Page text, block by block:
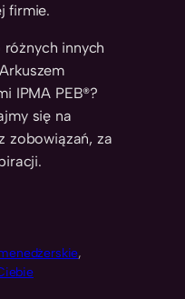
firmie.
innych
IPMA PEB®?
się na
zobowiązań, za